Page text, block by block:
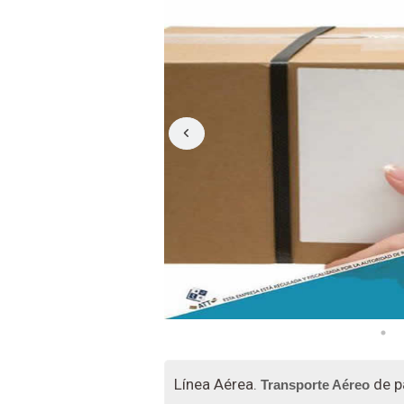
Línea Aérea. Transporte Aéreo de